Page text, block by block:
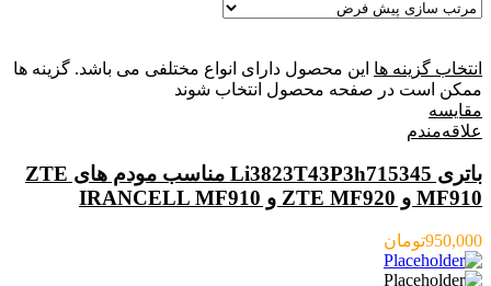
انتخاب گزینه ها این محصول دارای انواع مختلفی می باشد. گزینه ها
ممکن است در صفحه محصول انتخاب شوند
مقایسه
علاقه‌مندم
باتری Li3823T43P3h715345 مناسب مودم های ZTE
MF910 و ZTE MF920 و IRANCELL MF910
950,000تومان